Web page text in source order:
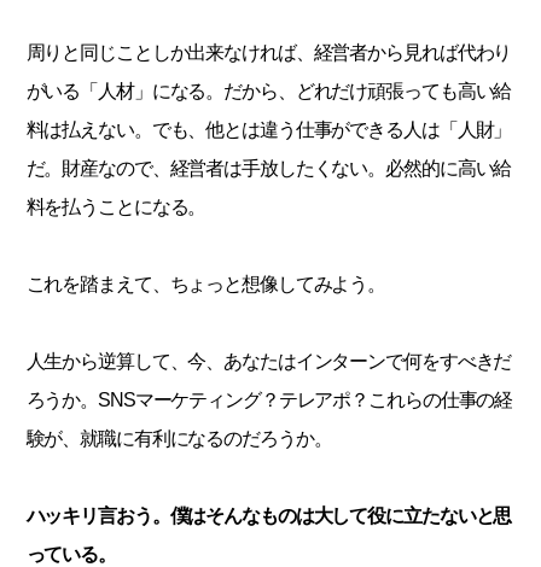
周りと同じことしか出来なければ、経営者から見れば代わり
がいる「人材」になる。だから、どれだけ頑張っても高い給
料は払えない。でも、他とは違う仕事ができる人は「人財」
だ。財産なので、経営者は手放したくない。必然的に高い給
料を払うことになる。
これを踏まえて、ちょっと想像してみよう。
人生から逆算して、今、あなたはインターンで何をすべきだ
ろうか。SNSマーケティング？テレアポ？これらの仕事の経
験が、就職に有利になるのだろうか。
ハッキリ言おう。僕はそんなものは大して役に立たないと思
っている。